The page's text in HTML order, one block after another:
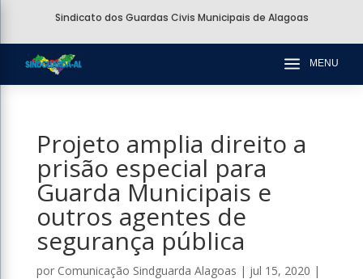
Sindicato dos Guardas Civis Municipais de Alagoas
a MENU
Projeto amplia direito a
prisão especial para
Guarda Municipais e
outros agentes de
segurança pública
por Comunicação Sindguarda Alagoas | jul 15, 2020 |